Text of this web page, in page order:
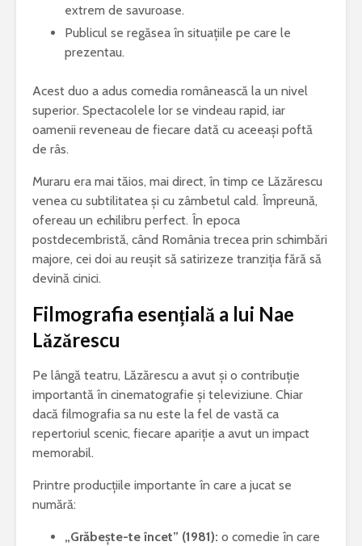
extrem de savuroase.
Publicul se regăsea în situațiile pe care le
prezentau.
Acest duo a adus comedia românească la un nivel
superior. Spectacolele lor se vindeau rapid, iar
oamenii reveneau de fiecare dată cu aceeași poftă
de râs.
Muraru era mai tăios, mai direct, în timp ce Lăzărescu
venea cu subtilitatea și cu zâmbetul cald. Împreună,
ofereau un echilibru perfect. În epoca
postdecembristă, când România trecea prin schimbări
majore, cei doi au reușit să satirizeze tranziția fără să
devină cinici.
Filmografia esențială a lui Nae
Lăzărescu
Pe lângă teatru, Lăzărescu a avut și o contribuție
importantă în cinematografie și televiziune. Chiar
dacă filmografia sa nu este la fel de vastă ca
repertoriul scenic, fiecare apariție a avut un impact
memorabil.
Printre producțiile importante în care a jucat se
numără:
„Grăbește-te încet” (1981): o comedie în care